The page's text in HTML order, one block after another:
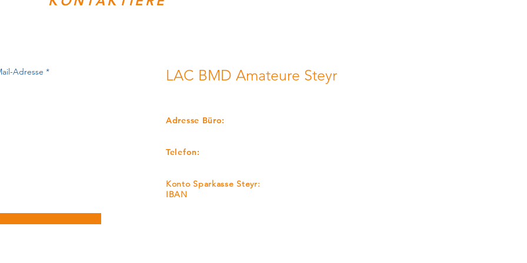
LAC BMD Amateure Steyr
Adresse Büro:
Telefon:
Konto Sparkasse Steyr:
IBAN